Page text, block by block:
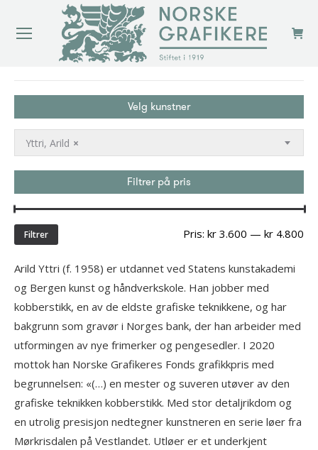
Velg kunstner
×
Yttri, Arild
Filtrer på pris
Filtrer Pris: kr 3.600 — kr 4.800
Arild Yttri (f. 1958) er utdannet ved Statens kunstakademi
og Bergen kunst og håndverkskole. Han jobber med
kobberstikk, en av de eldste grafiske teknikkene, og har
bakgrunn som gravør i Norges bank, der han arbeider med
utformingen av nye frimerker og pengesedler. I 2020
mottok han Norske Grafikeres Fonds grafikkpris med
begrunnelsen: «(…) en mester og suveren utøver av den
grafiske teknikken kobberstikk. Med stor detaljrikdom og
en utrolig presisjon nedtegner kunstneren en serie løer fra
Mørkrisdalen på Vestlandet. Utløer er et underkjent